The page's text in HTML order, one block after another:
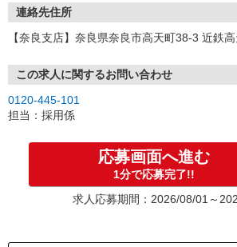
連絡先住所
【奈良支店】奈良県奈良市高天町38-3 近鉄
この求人に関するお問い合わせ
0120-445-101
担当：採用係
応募画面へ進む
1分で応募完了!!
求人応募期間：2026/08/01～